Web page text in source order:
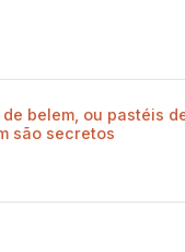
belem, ou pastéis
são secretos